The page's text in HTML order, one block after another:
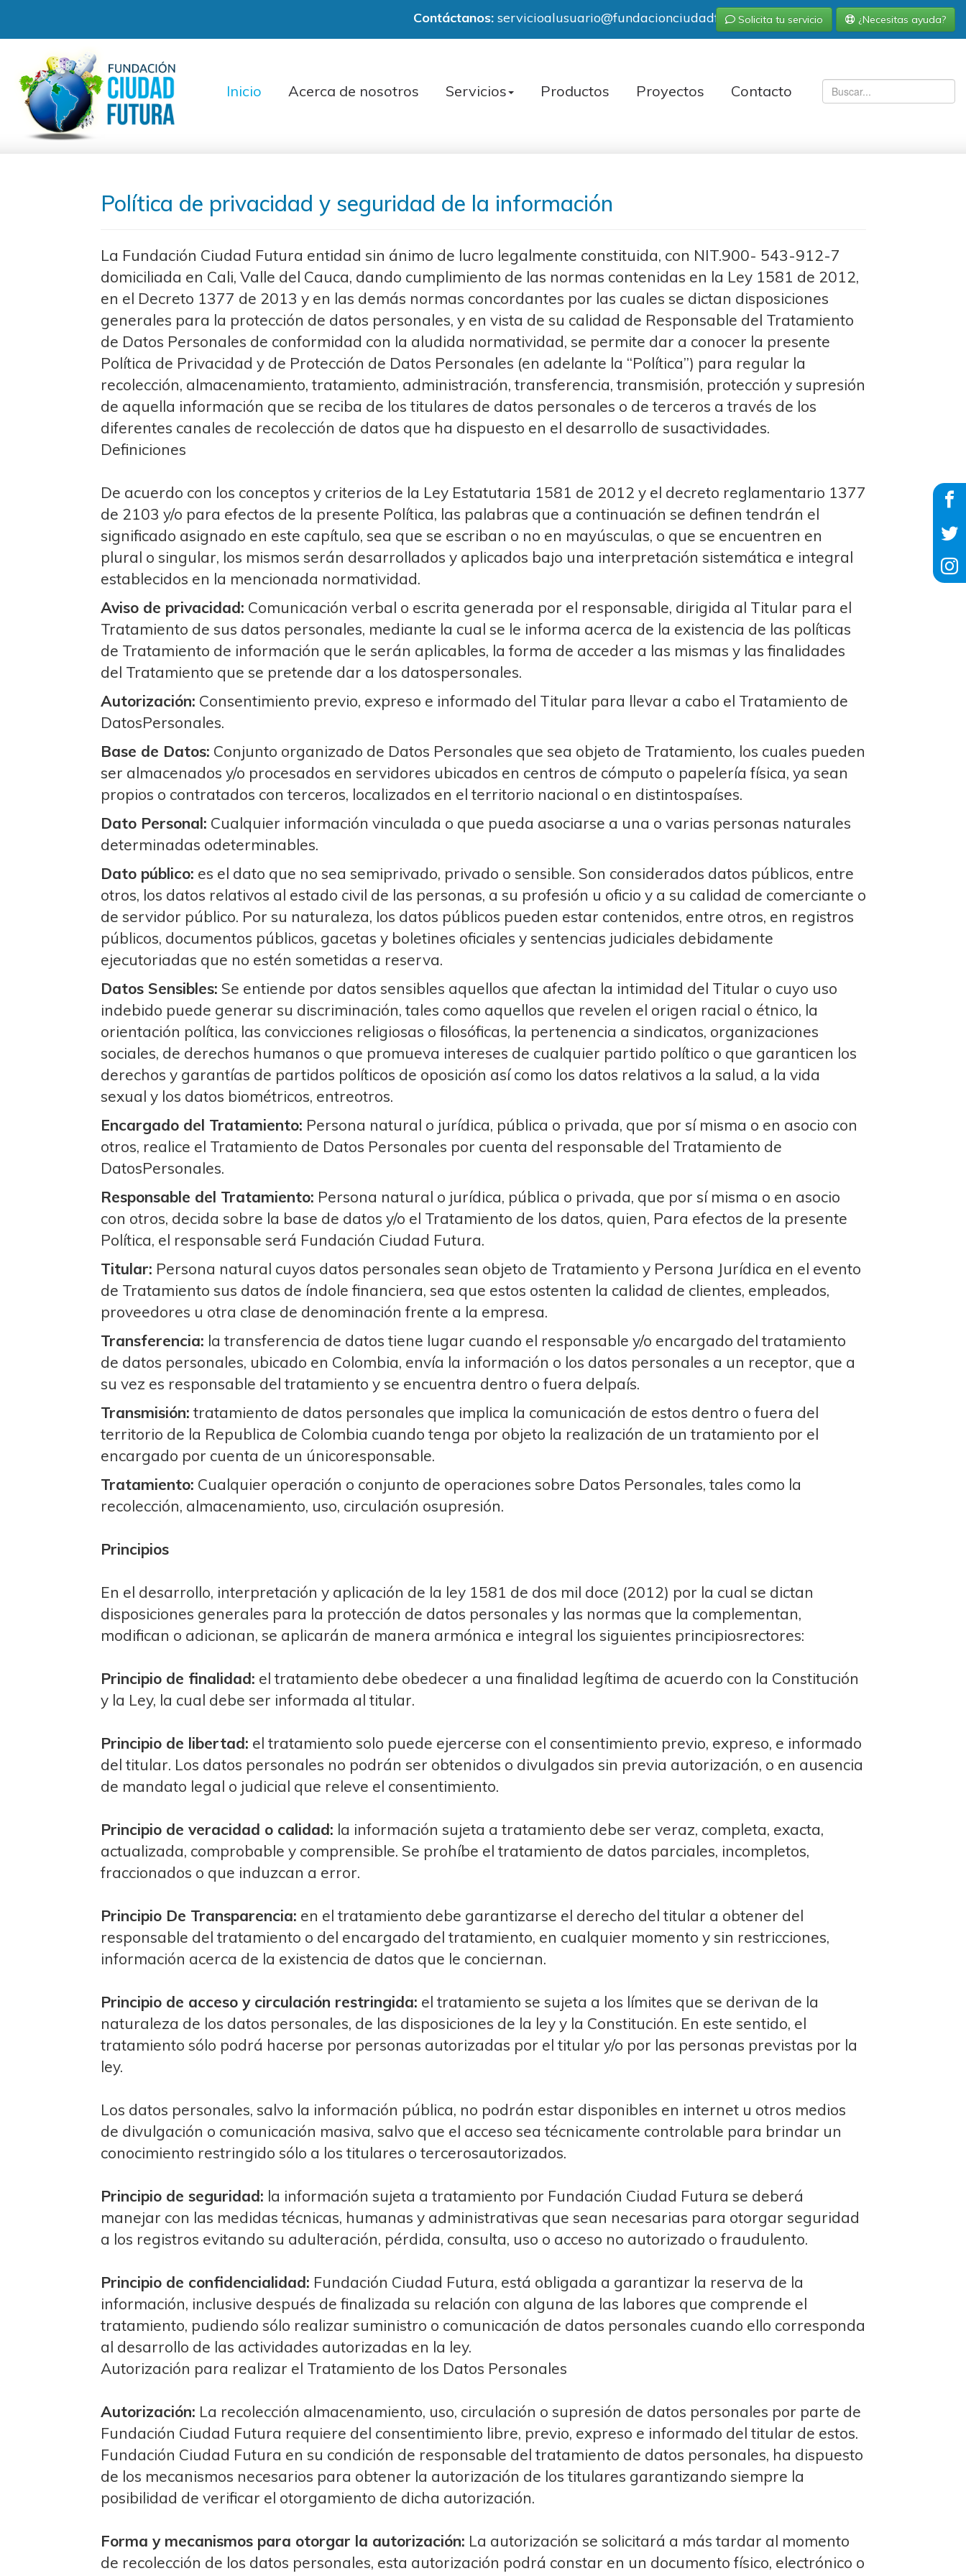
Contáctanos: servicioalusuario@fundacionciudadfutura.orgSolicita tu servicio ¿Necesitas ayuda?
Inicio Acerca de nosotros Servicios Productos Proyectos Contacto
Política de privacidad y seguridad de la información
La Fundación Ciudad Futura entidad sin ánimo de lucro legalmente constituida, con NIT.900- 543-912-7
domiciliada en Cali, Valle del Cauca, dando cumplimiento de las normas contenidas en la Ley 1581 de 2012,
en el Decreto 1377 de 2013 y en las demás normas concordantes por las cuales se dictan disposiciones
generales para la protección de datos personales, y en vista de su calidad de Responsable del Tratamiento
de Datos Personales de conformidad con la aludida normatividad, se permite dar a conocer la presente
Política de Privacidad y de Protección de Datos Personales (en adelante la “Política”) para regular la
recolección, almacenamiento, tratamiento, administración, transferencia, transmisión, protección y supresión
de aquella información que se reciba de los titulares de datos personales o de terceros a través de los
diferentes canales de recolección de datos que ha dispuesto en el desarrollo de susactividades.
Definiciones
De acuerdo con los conceptos y criterios de la Ley Estatutaria 1581 de 2012 y el decreto reglamentario 1377
de 2103 y/o para efectos de la presente Política, las palabras que a continuación se definen tendrán el
significado asignado en este capítulo, sea que se escriban o no en mayúsculas, o que se encuentren en
plural o singular, los mismos serán desarrollados y aplicados bajo una interpretación sistemática e integral
establecidos en la mencionada normatividad.
Aviso de privacidad: Comunicación verbal o escrita generada por el responsable, dirigida al Titular para el
Tratamiento de sus datos personales, mediante la cual se le informa acerca de la existencia de las políticas
de Tratamiento de información que le serán aplicables, la forma de acceder a las mismas y las finalidades
del Tratamiento que se pretende dar a los datospersonales.
Autorización: Consentimiento previo, expreso e informado del Titular para llevar a cabo el Tratamiento de
DatosPersonales.
Base de Datos: Conjunto organizado de Datos Personales que sea objeto de Tratamiento, los cuales pueden
ser almacenados y/o procesados en servidores ubicados en centros de cómputo o papelería física, ya sean
propios o contratados con terceros, localizados en el territorio nacional o en distintospaíses.
Dato Personal: Cualquier información vinculada o que pueda asociarse a una o varias personas naturales
determinadas odeterminables.
Dato público: es el dato que no sea semiprivado, privado o sensible. Son considerados datos públicos, entre
otros, los datos relativos al estado civil de las personas, a su profesión u oficio y a su calidad de comerciante o
de servidor público. Por su naturaleza, los datos públicos pueden estar contenidos, entre otros, en registros
públicos, documentos públicos, gacetas y boletines oficiales y sentencias judiciales debidamente
ejecutoriadas que no estén sometidas a reserva.
Datos Sensibles: Se entiende por datos sensibles aquellos que afectan la intimidad del Titular o cuyo uso
indebido puede generar su discriminación, tales como aquellos que revelen el origen racial o étnico, la
orientación política, las convicciones religiosas o filosóficas, la pertenencia a sindicatos, organizaciones
sociales, de derechos humanos o que promueva intereses de cualquier partido político o que garanticen los
derechos y garantías de partidos políticos de oposición así como los datos relativos a la salud, a la vida
sexual y los datos biométricos, entreotros.
Encargado del Tratamiento: Persona natural o jurídica, pública o privada, que por sí misma o en asocio con
otros, realice el Tratamiento de Datos Personales por cuenta del responsable del Tratamiento de
DatosPersonales.
Responsable del Tratamiento: Persona natural o jurídica, pública o privada, que por sí misma o en asocio
con otros, decida sobre la base de datos y/o el Tratamiento de los datos, quien, Para efectos de la presente
Política, el responsable será Fundación Ciudad Futura.
Titular: Persona natural cuyos datos personales sean objeto de Tratamiento y Persona Jurídica en el evento
de Tratamiento sus datos de índole financiera, sea que estos ostenten la calidad de clientes, empleados,
proveedores u otra clase de denominación frente a la empresa.
Transferencia: la transferencia de datos tiene lugar cuando el responsable y/o encargado del tratamiento
de datos personales, ubicado en Colombia, envía la información o los datos personales a un receptor, que a
su vez es responsable del tratamiento y se encuentra dentro o fuera delpaís.
Transmisión: tratamiento de datos personales que implica la comunicación de estos dentro o fuera del
territorio de la Republica de Colombia cuando tenga por objeto la realización de un tratamiento por el
encargado por cuenta de un únicoresponsable.
Tratamiento: Cualquier operación o conjunto de operaciones sobre Datos Personales, tales como la
recolección, almacenamiento, uso, circulación osupresión.
Principios
En el desarrollo, interpretación y aplicación de la ley 1581 de dos mil doce (2012) por la cual se dictan
disposiciones generales para la protección de datos personales y las normas que la complementan,
modifican o adicionan, se aplicarán de manera armónica e integral los siguientes principiosrectores:
Principio de finalidad: el tratamiento debe obedecer a una finalidad legítima de acuerdo con la Constitución
y la Ley, la cual debe ser informada al titular.
Principio de libertad: el tratamiento solo puede ejercerse con el consentimiento previo, expreso, e informado
del titular. Los datos personales no podrán ser obtenidos o divulgados sin previa autorización, o en ausencia
de mandato legal o judicial que releve el consentimiento.
Principio de veracidad o calidad: la información sujeta a tratamiento debe ser veraz, completa, exacta,
actualizada, comprobable y comprensible. Se prohíbe el tratamiento de datos parciales, incompletos,
fraccionados o que induzcan a error.
Principio De Transparencia: en el tratamiento debe garantizarse el derecho del titular a obtener del
responsable del tratamiento o del encargado del tratamiento, en cualquier momento y sin restricciones,
información acerca de la existencia de datos que le conciernan.
Principio de acceso y circulación restringida: el tratamiento se sujeta a los límites que se derivan de la
naturaleza de los datos personales, de las disposiciones de la ley y la Constitución. En este sentido, el
tratamiento sólo podrá hacerse por personas autorizadas por el titular y/o por las personas previstas por la
ley.
Los datos personales, salvo la información pública, no podrán estar disponibles en internet u otros medios
de divulgación o comunicación masiva, salvo que el acceso sea técnicamente controlable para brindar un
conocimiento restringido sólo a los titulares o tercerosautorizados.
Principio de seguridad: la información sujeta a tratamiento por Fundación Ciudad Futura se deberá
manejar con las medidas técnicas, humanas y administrativas que sean necesarias para otorgar seguridad
a los registros evitando su adulteración, pérdida, consulta, uso o acceso no autorizado o fraudulento.
Principio de confidencialidad: Fundación Ciudad Futura, está obligada a garantizar la reserva de la
información, inclusive después de finalizada su relación con alguna de las labores que comprende el
tratamiento, pudiendo sólo realizar suministro o comunicación de datos personales cuando ello corresponda
al desarrollo de las actividades autorizadas en la ley.
Autorización para realizar el Tratamiento de los Datos Personales
Autorización: La recolección almacenamiento, uso, circulación o supresión de datos personales por parte de
Fundación Ciudad Futura requiere del consentimiento libre, previo, expreso e informado del titular de estos.
Fundación Ciudad Futura en su condición de responsable del tratamiento de datos personales, ha dispuesto
de los mecanismos necesarios para obtener la autorización de los titulares garantizando siempre la
posibilidad de verificar el otorgamiento de dicha autorización.
Forma y mecanismos para otorgar la autorización: La autorización se solicitará a más tardar al momento
de recolección de los datos personales, esta autorización podrá constar en un documento físico, electrónico o